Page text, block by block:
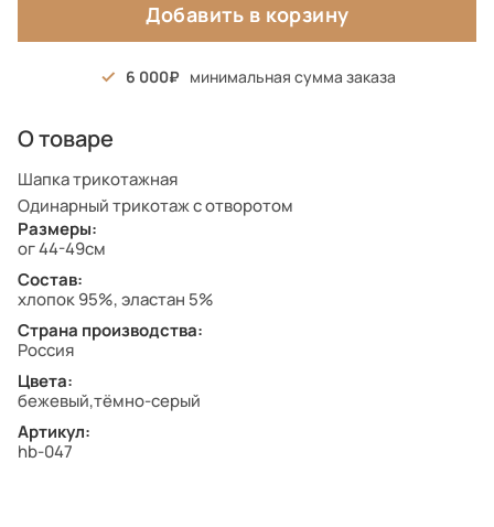
Добавить в корзину
6 000 минимальная сумма заказа
О товаре
Шапка трикотажная
Одинарный трикотаж с отворотом
Размеры:
ог 44-49см
Состав:
хлопок 95%, эластан 5%
Страна производства:
Россия
Цвета:
бежевый,тёмно-серый
Артикул:
hb-047